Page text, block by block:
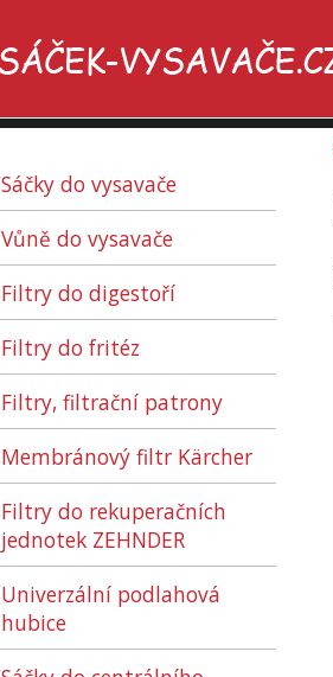
Sáčky do vysavače
Vůně do vysavače
Filtry do digestoří
Filtry do fritéz
Filtry, filtrační patrony
Membránový filtr Kärcher
Filtry do rekuperačních
jednotek ZEHNDER
Univerzální podlahová
hubice